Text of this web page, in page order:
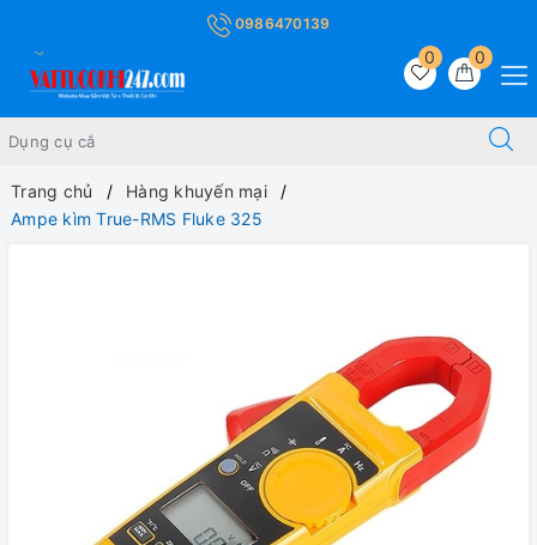
0986470139
0
0
Trang chủ
Hàng khuyến mại
Ampe kìm True-RMS Fluke 325